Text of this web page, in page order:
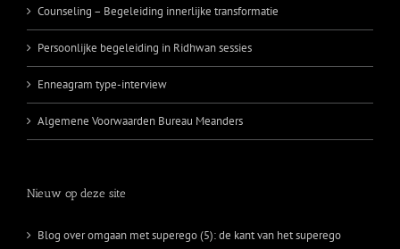
Counseling – Begeleiding innerlijke transformatie
Persoonlijke begeleiding in Ridhwan sessies
Enneagram type-interview
Algemene Voorwaarden Bureau Meanders
Nieuw op deze site
Blog over omgaan met superego (5): de kant van het superego